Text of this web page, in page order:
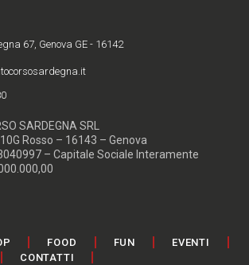
67, Genova GE - 16142
SARDEGNA SRL
Rosso – 16143 – Genova
– Capitale Sociale Interamente
FOOD FUN
EVENTI
CONTATTI